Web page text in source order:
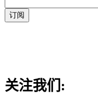
关注我们: